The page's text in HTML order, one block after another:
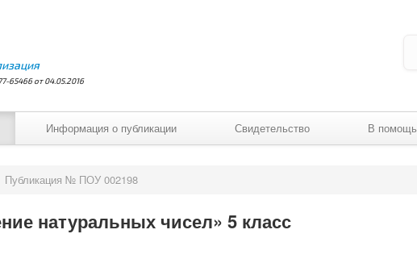
65466 от 04.05.2016
Информация о публикации Свидетельство В помощь
Публикация № ПОУ 002198
натуральных чисел» 5 класс